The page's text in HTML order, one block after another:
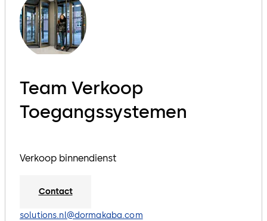
Team Verkoop
Toegangssystemen
Verkoop binnendienst
Contact
solutions.nl@dormakaba.com